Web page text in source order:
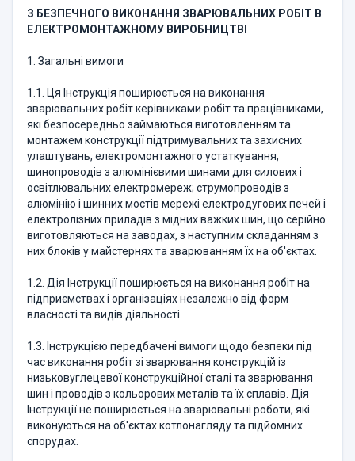
З БЕЗПЕЧНОГО ВИКОНАННЯ ЗВАРЮВАЛЬНИХ РОБІТ В
ЕЛЕКТРОМОНТАЖНОМУ ВИРОБНИЦТВІ
1. Загальні вимоги
1.1. Ця Інструкція поширюється на виконання
зварювальних робіт керівниками робіт та працівниками,
які безпосередньо займаються виготовленням та
монтажем конструкції підтримувальних та захисних
улаштувань, електромонтажного устаткування,
шинопроводів з алюмінієвими шинами для силових і
освітлювальних електромереж; струмопроводів з
алюмінію і шинних мостів мережі електродугових печей і
електролізних приладів з мідних важких шин, що серійно
виготовляються на заводах, з наступним складанням з
них блоків у майстернях та зварюванням їх на об'єктах.
1.2. Дія Інструкції поширюється на виконання робіт на
підприємствах і організаціях незалежно від форм
власності та видів діяльності.
1.3. Інструкцією передбачені вимоги щодо безпеки під
час виконання робіт зі зварювання конструкцій із
низьковуглецевої конструкційної сталі та зварювання
шин і проводів з кольорових металів та їх сплавів. Дія
Інструкції не поширюється на зварювальні роботи, які
виконуються на об'єктах котлонагляду та підйомних
спорудах.